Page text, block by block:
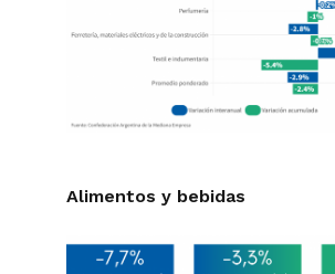
Alimentos y bebidas